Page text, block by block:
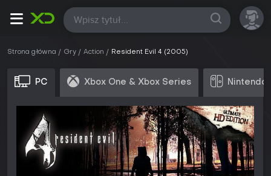
Wszystkie
Strona główna Gry Action Resident Evil 4 (2005)
PC Xbox One & Xbox Series Nintendo